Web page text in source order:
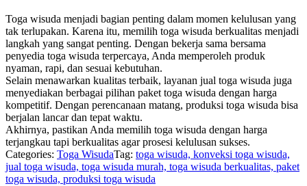
Toga wisuda menjadi bagian penting dalam momen kelulusan yang
tak terlupakan. Karena itu, memilih toga wisuda berkualitas menjadi
langkah yang sangat penting. Dengan bekerja sama bersama
penyedia toga wisuda terpercaya, Anda memperoleh produk
nyaman, rapi, dan sesuai kebutuhan.
Selain menawarkan kualitas terbaik, layanan jual toga wisuda juga
menyediakan berbagai pilihan paket toga wisuda dengan harga
kompetitif. Dengan perencanaan matang, produksi toga wisuda bisa
berjalan lancar dan tepat waktu.
Akhirnya, pastikan Anda memilih toga wisuda dengan harga
terjangkau tapi berkualitas agar prosesi kelulusan sukses.
Categories: Toga WisudaTag: toga wisuda, konveksi toga wisuda,
jual toga wisuda, toga wisuda murah, toga wisuda berkualitas, paket
toga wisuda, produksi toga wisuda